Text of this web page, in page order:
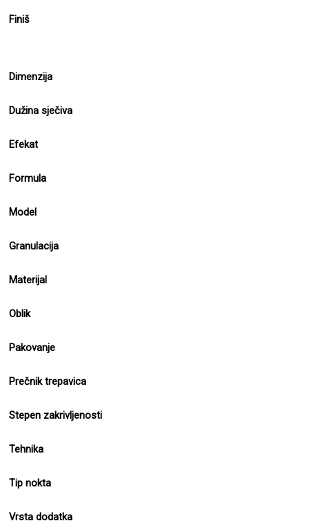
Finiš
Dimenzija
Dužina sječiva
Efekat
Formula
Model
Granulacija
Materijal
Oblik
Pakovanje
Prečnik trepavica
Stepen zakrivljenosti
Tehnika
Tip nokta
Vrsta dodatka